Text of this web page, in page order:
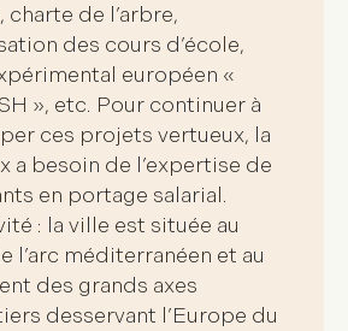
charte de l’arbre,
des cours d’école,
européen «
», etc. Pour continuer à
ces projets vertueux, la
a besoin de l’expertise de
en portage salarial.
: la ville est située au
l’arc méditerranéen et au
des grands axes
desservant l’Europe du